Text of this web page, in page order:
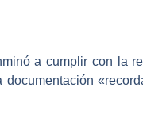
a cumplir con la